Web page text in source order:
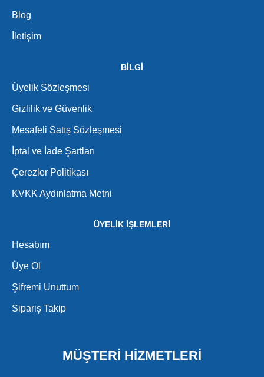
Blog
İletişim
BİLGİ
Üyelik Sözleşmesi
Gizlilik ve Güvenlik
Mesafeli Satış Sözleşmesi
İptal ve İade Şartları
Çerezler Politikası
KVKK Aydınlatma Metni
ÜYELİK İŞLEMLERİ
Hesabım
Üye Ol
Şifremi Unuttum
Sipariş Takip
MÜŞTERİ HİZMETLERİ